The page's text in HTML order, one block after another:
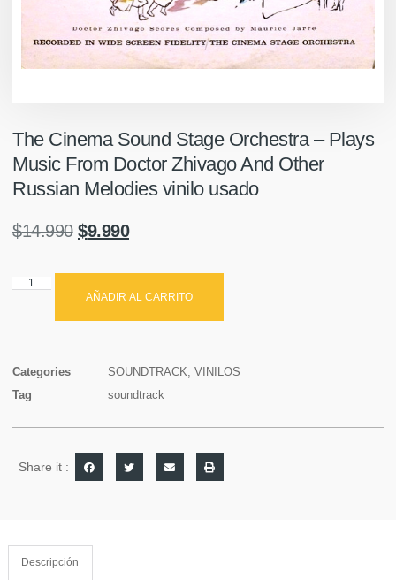
The Cinema Sound Stage Orchestra – Plays
Music From Doctor Zhivago And Other
Russian Melodies vinilo usado
$14.990 $9.990
AÑADIR AL CARRITO
Categories SOUNDTRACK VINILOS
Tag
soundtrack
Share it :
Descripción